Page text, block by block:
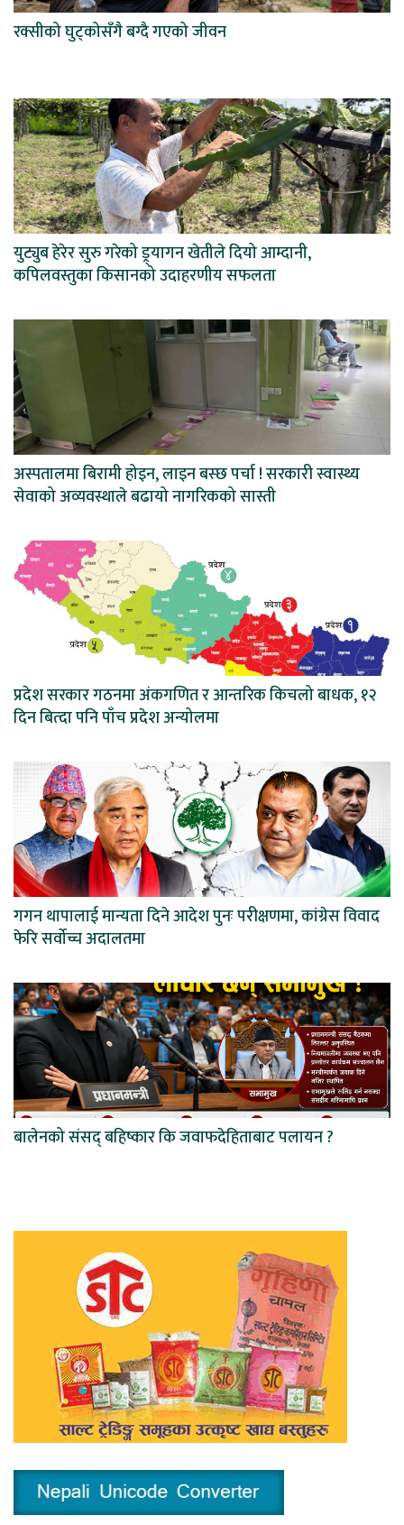
रक्सीको घुट्कोसँगै बग्दै गएको जीवन
युट्युब हेरेर सुरु गरेको ड्र्यागन खेतीले दियो आम्दानी,
कपिलवस्तुका किसानको उदाहरणीय सफलता
अस्पतालमा बिरामी होइन, लाइन बस्छ पर्चा ! सरकारी स्वास्थ्य
सेवाको अव्यवस्थाले बढायो नागरिकको सास्ती
प्रदेश सरकार गठनमा अंकगणित र आन्तरिक किचलो बाधक, १२
दिन बित्दा पनि पाँच प्रदेश अन्योलमा
गगन थापालाई मान्यता दिने आदेश पुनः परीक्षणमा, कांग्रेस विवाद
फेरि सर्वोच्च अदालतमा
बालेनको संसद् बहिष्कार कि जवाफदेहिताबाट पलायन ?